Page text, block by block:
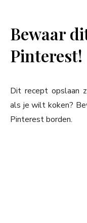
Bewaar
Pinterest!
Dit recept opslaan
als je wilt koken?
Pinterest borden.